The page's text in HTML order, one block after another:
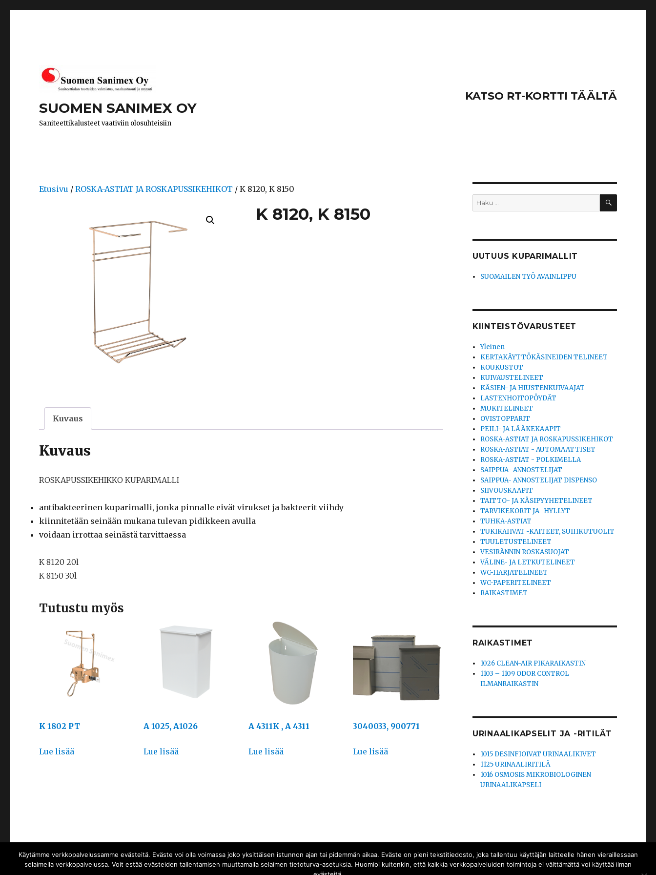
SUOMEN SANIMEX OY
Saniteettikalusteet vaativiin olosuhteisiin
KATSO RT-KORTTI TÄÄLTÄ
Etusivu /ROSKA-ASTIAT JA ROSKAPUSSIKEHIKOT / K 8120, K 8150
K 8120, K 8150
Kuvaus
Kuvaus
ROSKAPUSSIKEHIKKO KUPARIMALLI
antibakteerinen kuparimalli, jonka pinnalle eivät virukset ja bakteerit viihdy
kiinnitetään seinään mukana tulevan pidikkeen avulla
voidaan irrottaa seinästä tarvittaessa
K 8120 20l
K 8150 30l
Tutustu myös
K 1802 PT
Lue lisää
A 1025, A1026
Lue lisää
A 4311K , A 4311
Lue lisää
3040033, 900771
Lue lisää
Etsi: HAKU
UUTUUS KUPARIMALLIT
SUOMAILEN TYÖ AVAINLIPPU
KIINTEISTÖVARUSTEET
Yleinen
KERTAKÄYTTÖKÄSINEIDEN TELINEET
KOUKUSTOT
KUIVAUSTELINEET
KÄSIEN- JA HIUSTENKUIVAAJAT
LASTENHOITOPÖYDÄT
MUKITELINEET
OVISTOPPARIT
PEILI- JA LÄÄKEKAAPIT
ROSKA-ASTIAT JA ROSKAPUSSIKEHIKOT
ROSKA-ASTIAT - AUTOMAATTISET
ROSKA-ASTIAT - POLKIMELLA
SAIPPUA- ANNOSTELIJAT
SAIPPUA- ANNOSTELIJAT DISPENSO
SIIVOUSKAAPIT
TAITTO- JA KÄSIPYYHETELINEET
TARVIKEKORIT JA -HYLLYT
TUHKA-ASTIAT
TUKIKAHVAT -KAITEET, SUIHKUTUOLIT
TUULETUSTELINEET
VESIRÄNNIN ROSKASUOJAT
VÄLINE- JA LETKUTELINEET
WC-HARJATELINEET
WC-PAPERITELINEET
RAIKASTIMET
RAIKASTIMET
1026 CLEAN-AIR PIKARAIKASTIN
1103 – 1109 ODOR CONTROL
ILMANRAIKASTIN
URINAALIKAPSELIT JA -RITILÄT
1015 DESINFIOIVAT URINAALIKIVET
1125 URINAALIRITILÄ
1016 OSMOSIS MIKROBIOLOGINEN
URINAALIKAPSELI
SUOMEN SANIMEX OY Palvelun tarjoaa WordPress
Käytämme verkkopalvelussamme evästeitä. Eväste voi olla voimassa joko yksittäisen istunnon ajan tai pidemmän aikaa. Eväste on pieni tekstitiedosto, joka tallentuu käyttäjän laitteelle hänen vieraillessaan
selaimella verkkopalvelussa. Voit estää evästeiden tallentamisen muuttamalla selaimen tietoturva-asetuksia. Huomioi kuitenkin, että kaikkia verkkopalveluiden toimintoja ei välttämättä voi käyttää ilman